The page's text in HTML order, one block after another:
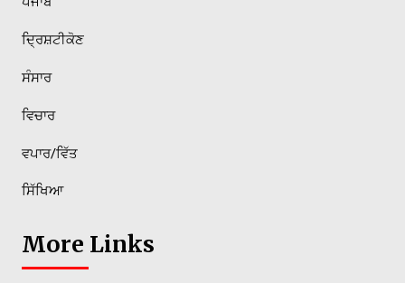
ਦ੍ਰਿਸ਼ਟੀਕੋਣ
ਸੰਸਾਰ
ਵਿਚਾਰ
ਵਪਾਰ/ਵਿੱਤ
ਸਿੱਖਿਆ
More Links